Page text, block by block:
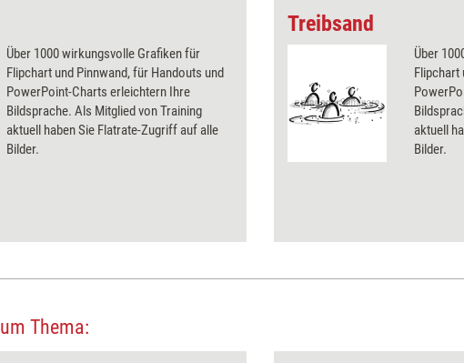
Über 1000 wirkungsvolle Grafiken für
Flipchart und Pinnwand, für Handouts und
PowerPoint-Charts erleichtern Ihre
Bildsprache. Als Mitglied von Training
aktuell haben Sie Flatrate-Zugriff auf alle
Bilder.
Treibsand
Über
Flipchart
aktuell
Bilder.
Thema: